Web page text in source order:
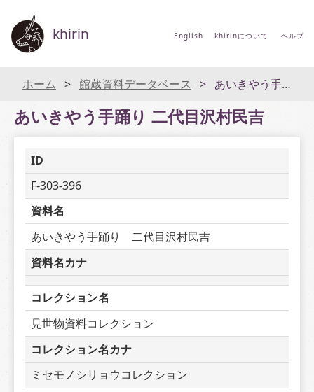
khirin English khirinについて ヘルプ
ホーム 館蔵資料データベース あいきやう手踊り 二代目沢村民吉
あいきやう手踊り 二代目沢村民吉
ID
F-303-396
資料名
あいきやう手踊り　二代目沢村民吉
資料名カナ
コレクション名
見世物資料コレクション
コレクション名カナ
ミセモノシリョウコレクション